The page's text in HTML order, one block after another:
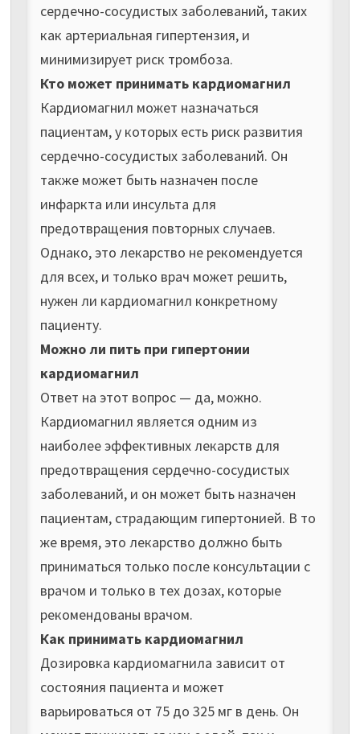
сердечно-сосудистых заболеваний, таких
как артериальная гипертензия, и
минимизирует риск тромбоза.
Кто может принимать кардиомагнил
Кардиомагнил может назначаться
пациентам, у которых есть риск развития
сердечно-сосудистых заболеваний. Он
также может быть назначен после
инфаркта или инсульта для
предотвращения повторных случаев.
Однако, это лекарство не рекомендуется
для всех, и только врач может решить,
нужен ли кардиомагнил конкретному
пациенту.
Можно ли пить при гипертонии
кардиомагнил
Ответ на этот вопрос — да, можно.
Кардиомагнил является одним из
наиболее эффективных лекарств для
предотвращения сердечно-сосудистых
заболеваний, и он может быть назначен
пациентам, страдающим гипертонией. В то
же время, это лекарство должно быть
приниматься только после консультации с
врачом и только в тех дозах, которые
рекомендованы врачом.
Как принимать кардиомагнил
Дозировка кардиомагнила зависит от
состояния пациента и может
варьироваться от 75 до 325 мг в день. Он